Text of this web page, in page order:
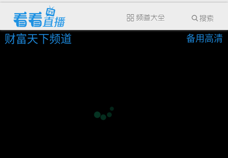
财富天下频道 备用高清